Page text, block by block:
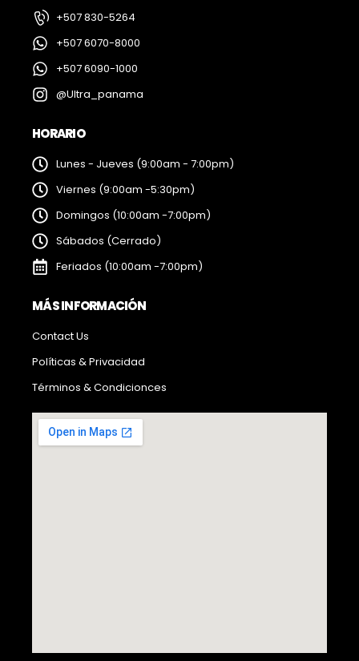
+507 830-5264
+507 6070-8000
+507 6090-1000
@Ultra_panama
HORARIO
Lunes - Jueves (9:00am - 7:00pm)
Viernes (9:00am -5:30pm)
Domingos (10:00am -7:00pm)
Sábados (Cerrado)
Feriados (10:00am -7:00pm)
MÁS INFORMACIÓN
Contact Us
Políticas & Privacidad
Términos & Condicionces